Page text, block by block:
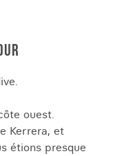
ouest.
Kerrera, et
étions presque